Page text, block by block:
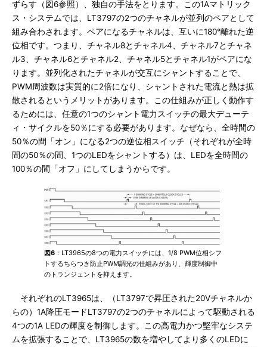
ずらす（図6参照）、独自の手法をとります。この1Aマトリック
ス・システムでは、LT3797の2つのチャネルが並列のペアとして
組み合わされます。ペアになるチャネルは、互いに180°離れた逆
位相です。つまり、チャネル8とチャネル4、チャネル7とチャネ
ル3、チャネル6とチャネル2、チャネル5とチャネル1がペアにな
ります。並列化されたチャネルが交互にシャントすることで、
PWM周波数は実質的に2倍になり、シャントされた電流と熱は拡
散されるというメリットがあります。この仕組みが正しく動作す
るためには、任意の1つのシャント電力スイッチの最大デューテ
ィ・サイクルを50％にする必要があります。なぜなら、全時間の
50％の間「オン」になる2つの逆位相スイッチ（それぞれが全時
間の50％の間、1つのLEDをシャントする）は、LEDを全時間の
100％の間「オフ」にしてしまうからです。
図6 ：LT3965の8つの電力スイッチには、1/8 PWM位相シフ
トするちらつき防止PWM調光の仕組みがあり、輝度制御中
のトランジェントを抑えます。
それぞれのLT3965は、（LT3797で昇圧された20Vチャネルか
らの）1A降圧モードLT3797の2つのチャネルによって駆動される
4つの1A LEDの輝度を制御します。この高電力かつ堅牢なシステ
ムを拡張することで、LT3965の数を増やしてより多くのLEDに